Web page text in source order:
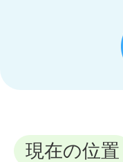
現在の位置